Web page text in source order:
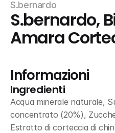
S.bernardo
S.bernardo,
Amara
Informazioni
Ingredienti
Acqua minerale naturale,
concentrato (20%),
Estratto di corteccia di